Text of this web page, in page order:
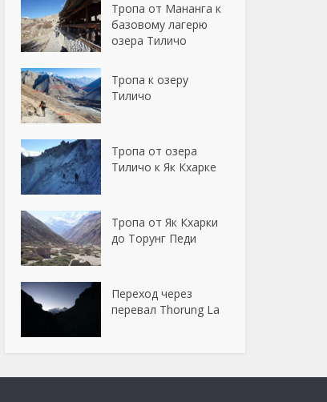
Тропа от Мананга к
базовому лагерю
озера Тиличо
Тропа к озеру
Тиличо
Тропа от озера
Тиличо к Як Кхарке
Тропа от Як Кхарки
до Торунг Педи
Переход через
перевал Thorung La